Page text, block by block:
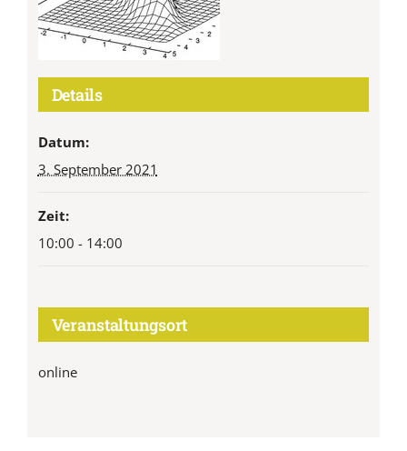
Details
Datum:
3. September 2021
Zeit:
10:00 - 14:00
Veranstaltungsort
online